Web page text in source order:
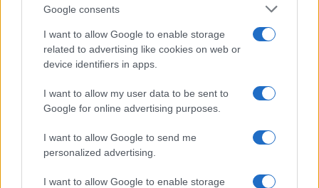
Google consents
I want to allow Google to enable storage
related to advertising like cookies on web or
device identifiers in apps.
I want to allow my user data to be sent to
Google for online advertising purposes.
I want to allow Google to send me
personalized advertising.
I want to allow Google to enable storage
engagerande sätt. Den nya appen kommer att göra det
enklare och snabbare att ta del av nyheter, information
och annat innehåll som rör klubben.
det finns mer att berätta. Håll utkik i våra kanaler för
kommande uppdateringar.
FIGGE FROM